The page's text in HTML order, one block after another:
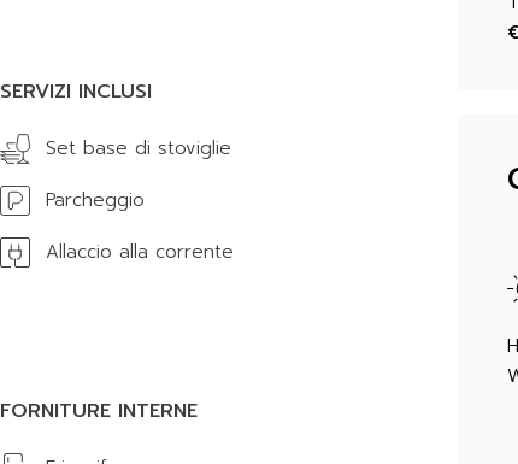
SERVIZI INCLUSI
Set base di stoviglie
Parcheggio
Allaccio alla corrente
FORNITURE INTERNE